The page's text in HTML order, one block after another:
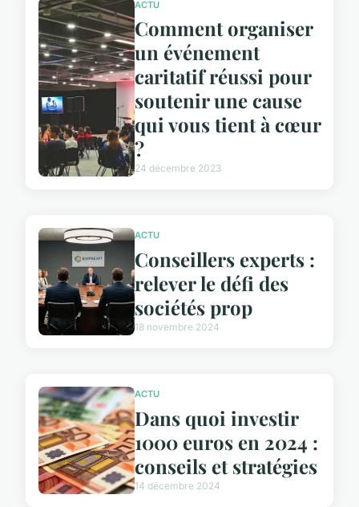
ACTU
Comment organiser
un événement
caritatif réussi pour
soutenir une cause
qui vous tient à cœur
?
24 décembre 2023
ACTU
Conseillers experts :
relever le défi des
sociétés prop
18 novembre 2024
ACTU
Dans quoi investir
1000 euros en 2024 :
conseils et stratégies
14 décembre 2024